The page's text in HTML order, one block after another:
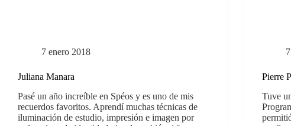
7 enero 2018
Juliana Manara
Pasé un año increíble en Spéos y es uno de mis
recuerdos favoritos. Aprendí muchas técnicas de
iluminación de estudio, impresión e imagen por
Pierre
Tuve